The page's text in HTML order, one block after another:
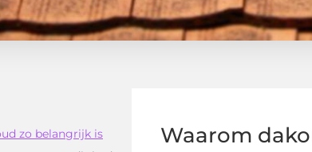
zo belangrijk is
Waarom